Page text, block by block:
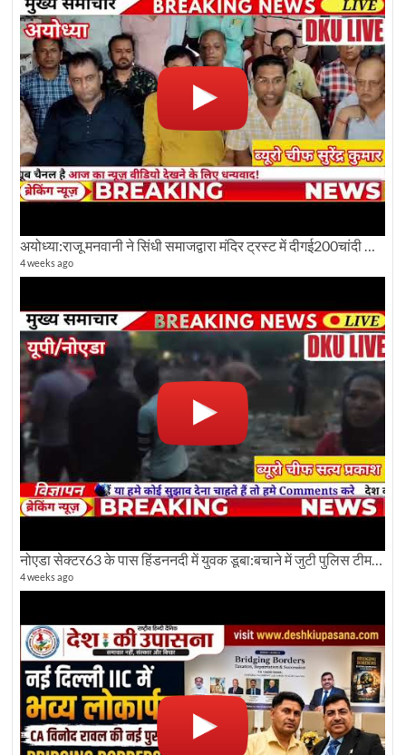
4 weeks ago
नोएडा सेक्टर63 के पास हिंडननदी में युवक डूबा:बचाने में जुटी पुलिस टीम: देखिए पूरी ग्राउंड रिपोर्टिंग
4 weeks ago